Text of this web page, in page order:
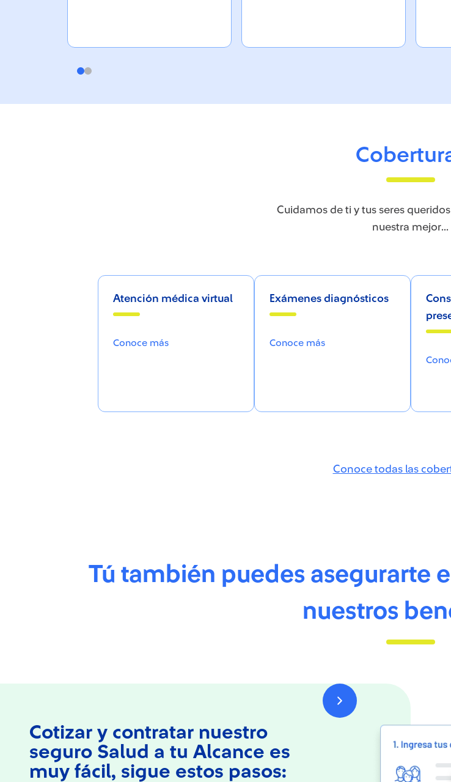
Cuidamos de ti y tus seres
nuestra mejor...
Atención médica virtual
Conoce más
Exámenes diagnósticos
Conoce más
Conoce todas las
Tú también puedes asegurarte
nuestros
Cotizar y contratar nuestro
seguro Salud a tu Alcance es
muy fácil, sigue estos pasos: